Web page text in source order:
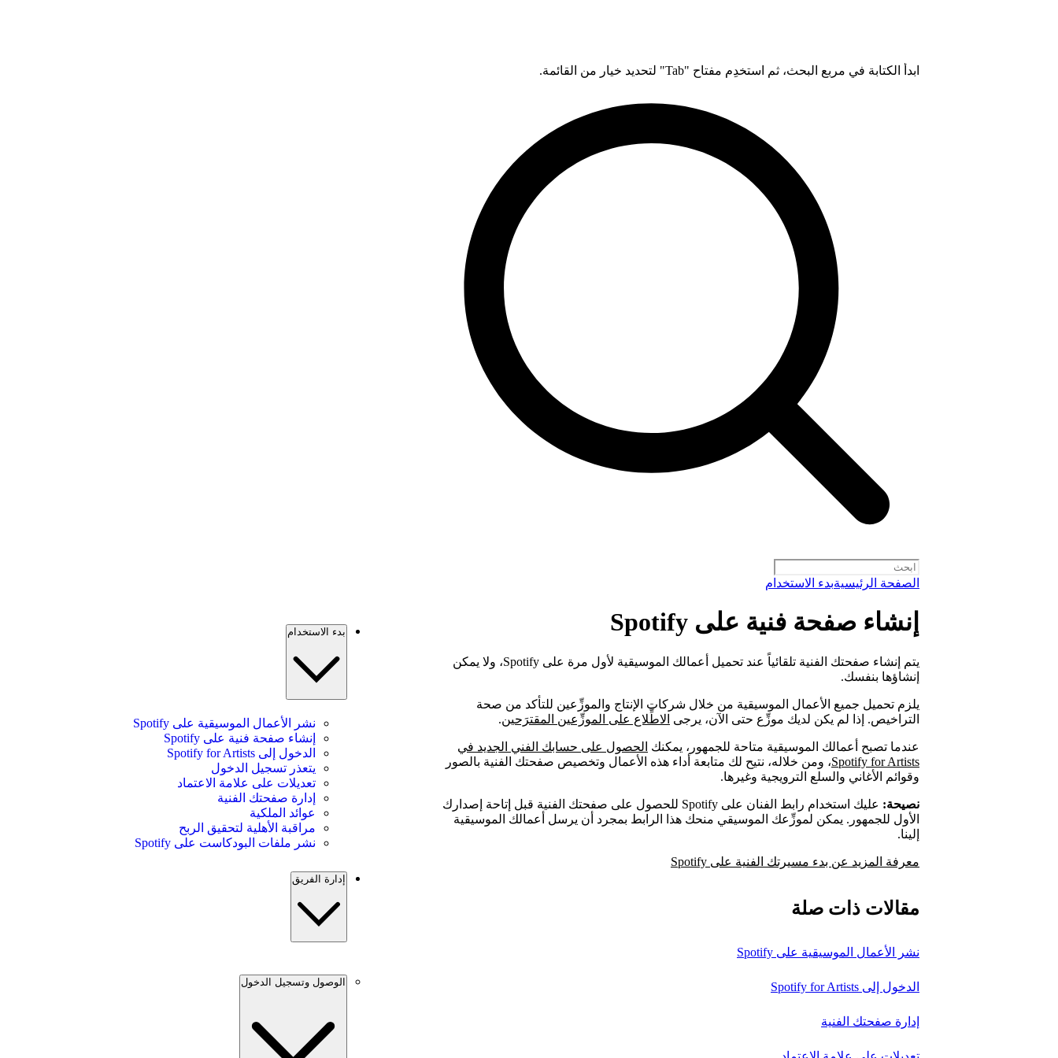
ابدأ الكتابة في مربع البحث، ثم استخدِم مفتاح "Tab" لتحديد خيار من القائمة.
الصفحة الرئيسيةبدء الاستخدام
إنشاء صفحة فنية على Spotify
يتم إنشاء صفحتك الفنية تلقائياً عند تحميل أعمالك الموسيقية لأول مرة على Spotify، ولا يمكن
إنشاؤها بنفسك.
يلزم تحميل جميع الأعمال الموسيقية من خلال شركات الإنتاج والموزِّعين للتأكد من صحة
التراخيص. إذا لم يكن لديك موزِّع حتى الآن، يرجى الاطِّلاع على الموزِّعين المقترَحين.
عندما تصبح أعمالك الموسيقية متاحة للجمهور، يمكنك الحصول على حسابك الفني الجديد في
Spotify for Artists، ومن خلاله، نتيح لك متابعة أداء هذه الأعمال وتخصيص صفحتك الفنية بالصور
وقوائم الأغاني والسلع الترويجية وغيرها.
نصيحة:
عليك استخدام رابط الفنان على Spotify للحصول على صفحتك الفنية قبل إتاحة إصدارك
الأول للجمهور. يمكن لموزِّعك الموسيقي منحك هذا الرابط بمجرد أن يرسل أعمالك الموسيقية
إلينا.
معرفة المزيد عن بدء مسيرتك الفنية على Spotify
مقالات ذات صلة
نشر الأعمال الموسيقية على Spotify
الدخول إلى Spotify for Artists
إدارة صفحتك الفنية
بدء الاستخدام
نشر الأعمال الموسيقية على Spotify
إنشاء صفحة فنية على Spotify
الدخول إلى Spotify for Artists
يتعذر تسجيل الدخول
تعديلات على علامة الاعتماد
إدارة صفحتك الفنية
عوائد الملكية
مراقبة الأهلية لتحقيق الربح
نشر ملفات البودكاست على Spotify
إدارة الفريق
الوصول وتسجيل الدخول